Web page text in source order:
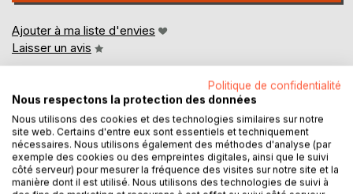
Ajouter à ma liste d'envies
Laisser un avis
DESCRIPTION
Politique de confidentialité
Nous respectons la protection des données
Nous utilisons des cookies et des technologies similaires sur notre
site web. Certains d'entre eux sont essentiels et techniquement
nécessaires. Nous utilisons également des méthodes d'analyse (par
exemple des cookies ou des empreintes digitales, ainsi que le suivi
côté serveur) pour mesurer la fréquence des visites sur notre site et la
manière dont il est utilisé. Nous utilisons des technologies de suivi à